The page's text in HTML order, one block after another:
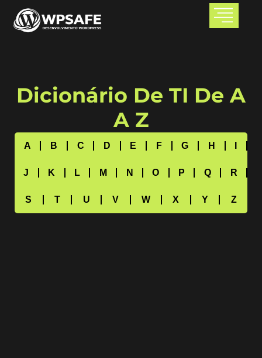
Dicionário De TI De A
A Z
A B C D E F G H
I
J
K L M N O P Q
R
S
T U V W X Y Z